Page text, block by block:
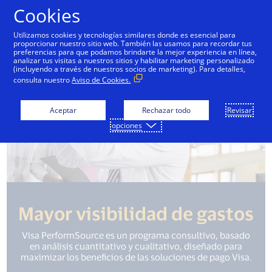
Mayor visibilidad de gastos
Visa PerformSource es un programa consultivo, basado
en análisis cuantitativo y cualitativo, diseñado para
maximizar los beneficios de las soluciones de pago Visa.
Cookies
Utilizamos cookies y tecnologías similares donde es esencial para
proporcionar nuestro sitio web. También las usamos para recordar tus
preferencias para que podamos brindarte la mejor experiencia en línea,
analizar tus visitas a nuestros sitios y habilitar marketing personalizado
(incluyendo a través de nuestros socios de marketing). Para detalles,
consulta nuestroAviso de Cookies.
Aceptar Rechazar todo
Revisar
opciones